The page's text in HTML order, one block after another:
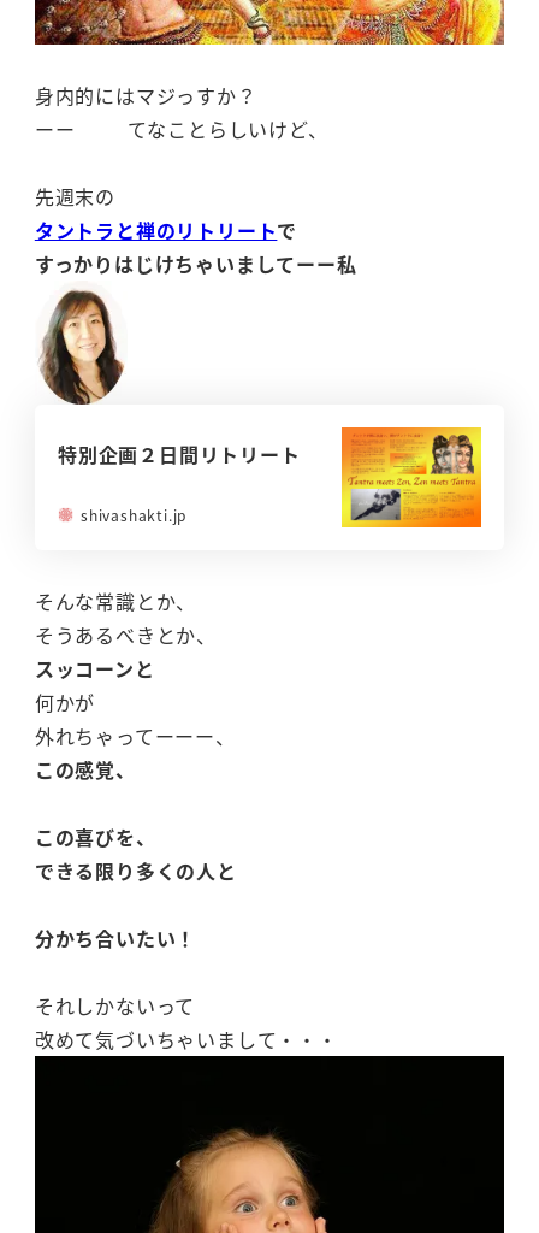
身内的にはマジっすか？
ーー てなことらしいけど、
先週末の
タントラと禅のリトリートで
すっかりはじけちゃいましてーー私
特別企画２日間リトリート
shivashakti.jp
そんな常識とか、
そうあるべきとか、
スッコーンと
何かが
外れちゃってーーー、
この感覚、
この喜びを、
できる限り多くの人と
分かち合いたい！
それしかないって
改めて気づいちゃいまして・・・